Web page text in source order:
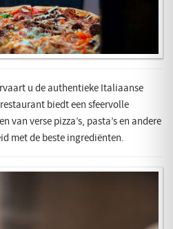
u de authentieke Italiaanse
biedt een sfeervolle
van verse pizza’s, pasta’s en andere
met de beste ingrediënten.